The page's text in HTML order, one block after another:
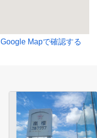
Google Mapで確認する